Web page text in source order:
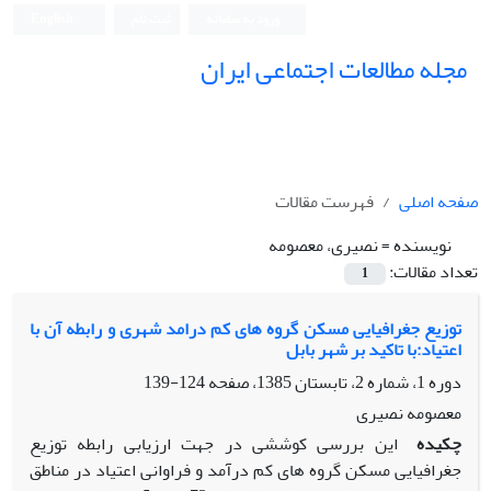
مجله مطالعات اجتماعی ایران
صفحه اصلی
فهرست مقالات
نویسنده =نصیری، معصومه
تعداد مقالات:
1
توزیع جغرافیایی مسکن گروه های کم درامد شهری و رابطه آن با
اعتیاد:با تاکید بر شهر بابل
دوره 1، شماره 2، تابستان 1385، صفحه
124-139
معصومه نصیری
چکیده این بررسی کوششی در جهت ارزیابی رابطه توزیع
جغرافیایی مسکن گروه های کم درآمد و فراوانی اعتیاد در مناطق